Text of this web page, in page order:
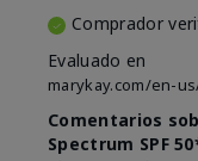
Comprador
Evaluado en
marykay.com/en-
Comentarios
Spectrum SPF